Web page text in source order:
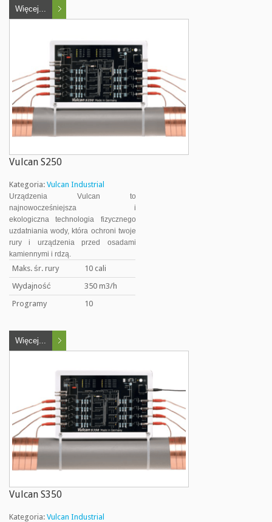
Więcej...
Vulcan S250
Kategoria: Vulcan Industrial
Urządzenia Vulcan to
najnowocześniejsza i
ekologiczna technologia fizycznego
uzdatniania wody, która ochroni twoje
rury i urządzenia przed osadami
kamiennymi i rdzą.
Maks. śr. rury
10 cali
Wydajność
350 m3/h
Programy
10
Więcej...
Vulcan S350
Kategoria: Vulcan Industrial